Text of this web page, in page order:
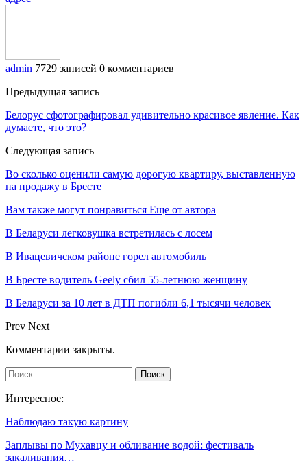
admin 7729 записей 0 комментариев
Предыдущая запись
Белорус сфотографировал удивительно красивое явление. Как
думаете, что это?
Следующая запись
Во сколько оценили самую дорогую квартиру, выставленную
на продажу в Бресте
Вам также могут понравиться Еще от автора
В Беларуси легковушка встретилась с лосем
В Ивацевичском районе горел автомобиль
В Бресте водитель Geely сбил 55-летнюю женщину
В Беларуси за 10 лет в ДТП погибли 6,1 тысячи человек
Prev Next
Комментарии закрыты.
Интересное:
Наблюдаю такую картину
Заплывы по Мухавцу и обливание водой: фестиваль
закаливания…